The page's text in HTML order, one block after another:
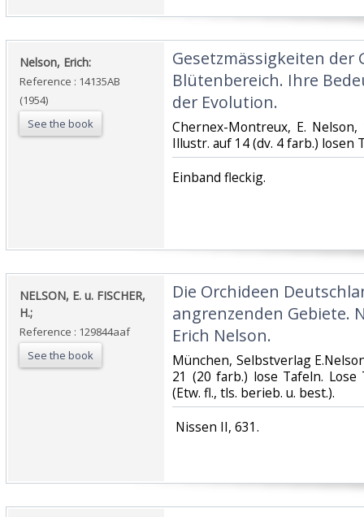
‎Nelson, Erich:‎
Reference : 14135AB
(1954)
See the book
‎Gesetzmässigkeiten
Blütenbereich. Ihre
der Evolution.‎
‎Chernex-Montreux, E.
Illustr. auf 14 (dv. 4 farb.) losen
‎Einband fleckig.‎
‎NELSON, E. u. FISCHER,
H.;‎
Reference : 129844aaf
See the book
‎Die Orchideen
angrenzenden Gebiete.
Erich Nelson. ‎
‎München, Selbstverlag
21 (20 farb.) lose Tafeln. Lose
(Etw. fl., tls. berieb. u. best.). ‎
‎ Nissen II, 631. ‎